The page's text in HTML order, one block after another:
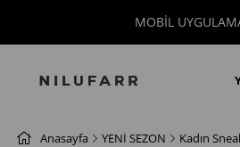
MOBİL UYGULAMAYA
Anasayfa YENİ SEZON Kadın